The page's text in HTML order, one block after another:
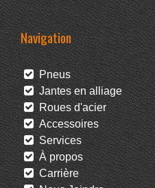
Navigation
Pneus
Jantes en alliage
Roues d'acier
Accessoires
Services
À propos
Carrière